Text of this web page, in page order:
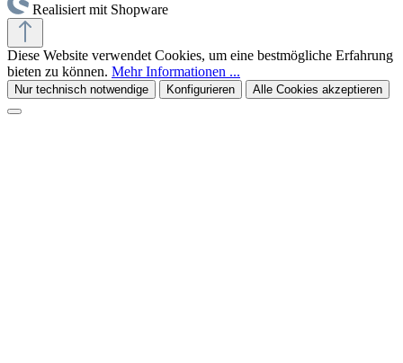
Realisiert mit Shopware
Diese Website verwendet Cookies, um eine bestmögliche Erfahrung
bieten zu können. Mehr Informationen ...
Nur technisch notwendige Konfigurieren Alle Cookies akzeptieren